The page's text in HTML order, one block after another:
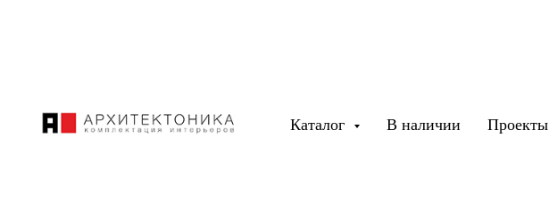
Каталог В наличии Проекты